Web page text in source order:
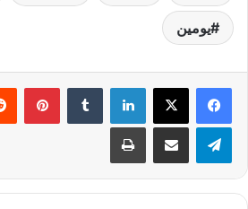
يومين
لينكدإن بينتيريست